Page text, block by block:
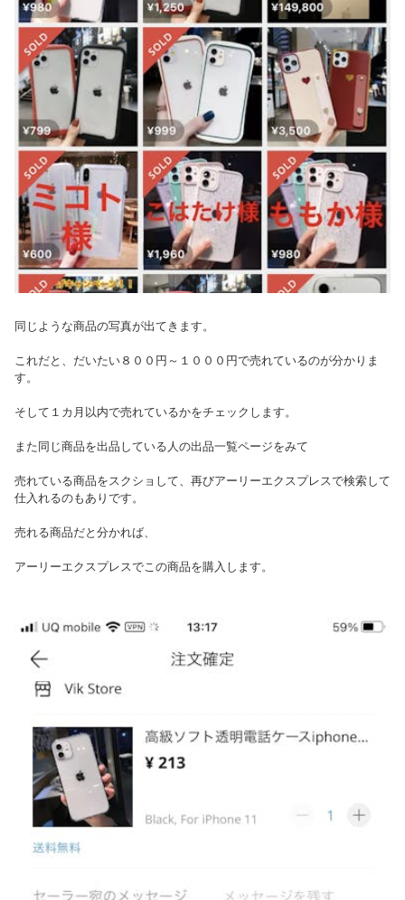
同じような商品の写真が出てきます。
これだと、だいたい８００円～１０００円で売れているのが分かりま
す。
そして１カ月以内で売れているかをチェックします。
また同じ商品を出品している人の出品一覧ページをみて
売れている商品をスクショして、再びアーリーエクスプレスで検索して
仕入れるのもありです。
売れる商品だと分かれば、
アーリーエクスプレスでこの商品を購入します。